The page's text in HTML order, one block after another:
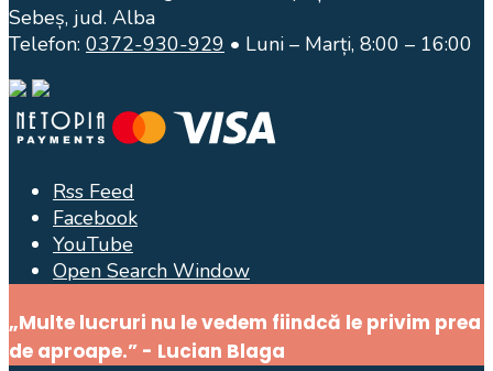
Sebeș, jud. Alba
Telefon: 0372-930-929 • Luni – Marți, 8:00 – 16:00
Rss Feed
Facebook
YouTube
Open Search Window
„Multe lucruri nu le vedem fiindcă le privim prea
de aproape.” - Lucian Blaga